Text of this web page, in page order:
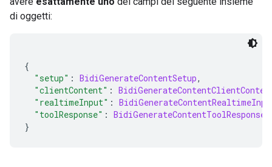
di oggetti:
{
"setup" : BidiGenerateContentSetup,
"clientContent" :
"realtimeInput" :
"toolResponse" : BidiGenerateContentToolResponse
}